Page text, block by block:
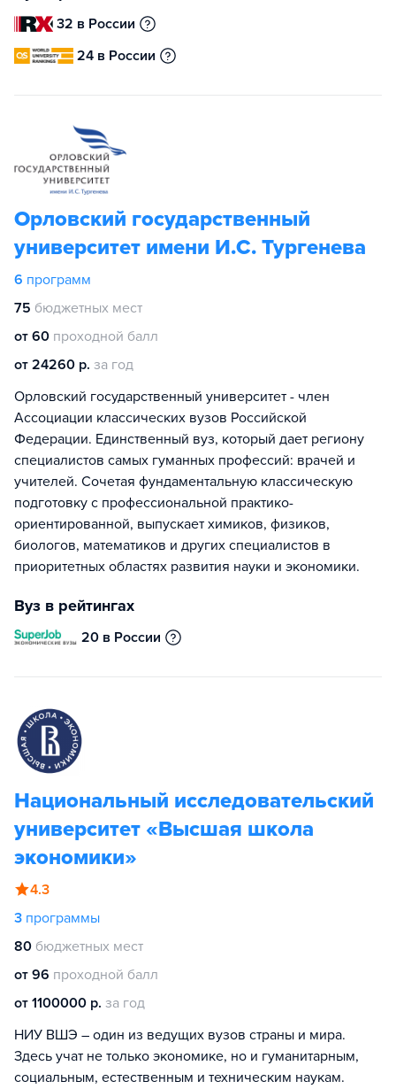
32 в России
24 в России
Орловский государственный
университет имени И.С. Тургенева
6 программ
75 бюджетных мест
от 60 проходной балл
от 24260 р. за год
Орловский государственный университет - член
Ассоциации классических вузов Российской
Федерации. Единственный вуз, который дает региону
специалистов самых гуманных профессий: врачей и
учителей. Сочетая фундаментальную классическую
подготовку с профессиональной практико-
ориентированной, выпускает химиков, физиков,
биологов, математиков и других специалистов в
приоритетных областях развития науки и экономики.
Вуз в рейтингах
20 в России
Национальный исследовательский
университет «Высшая школа
экономики»
4.3
3 программы
80 бюджетных мест
от 96 проходной балл
от 1100000 р. за год
НИУ ВШЭ – один из ведущих вузов страны и мира.
Здесь учат не только экономике, но и гуманитарным,
социальным, естественным и техническим наукам.